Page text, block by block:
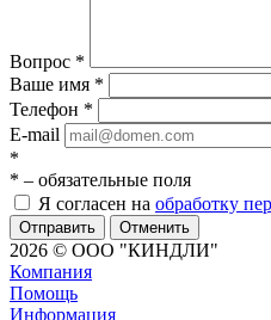
Вопрос *
Ваше имя *
Телефон *
E-mail
*
* – обязательные поля
Я согласен на обработку
Отменить
2026 © ООО "КИНДЛИ"
Компания
Помощь
Информация